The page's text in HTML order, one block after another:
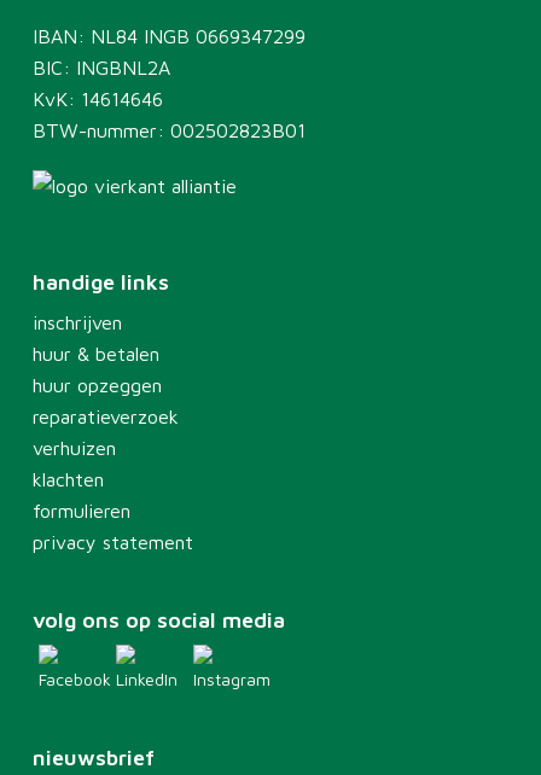
IBAN: NL84 INGB 0669347299
BIC: INGBNL2A
KvK: 14614646
BTW-nummer: 002502823B01
handige links
inschrijven
huur & betalen
huur opzeggen
reparatieverzoek
verhuizen
klachten
formulieren
privacy statement
volg ons op social media
nieuwsbrief